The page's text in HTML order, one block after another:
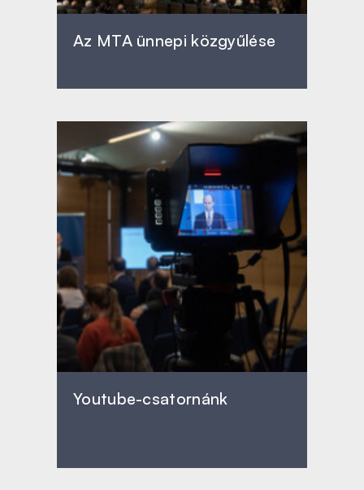
Az MTA ünnepi közgyűlése
Youtube-csatornánk